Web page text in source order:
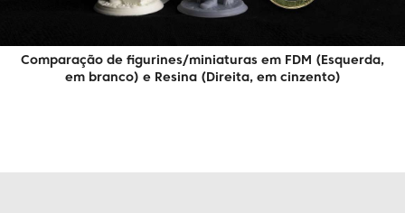
Comparação de figurines/miniaturas em FDM (Esquerda,
em branco) e Resina (Direita, em cinzento)